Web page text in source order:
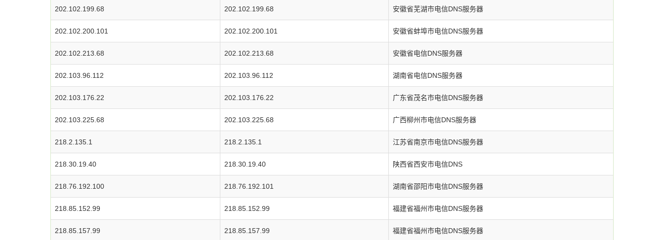
202.102.199.68 202.102.199.68 安徽省芜湖市电信DNS服务器
202.102.200.101 202.102.200.101 安徽省蚌埠市电信DNS服务器
202.102.213.68 202.102.213.68 安徽省电信DNS服务器
202.103.96.112 202.103.96.112 湖南省电信DNS服务器
202.103.176.22 202.103.176.22 广东省茂名市电信DNS服务器
202.103.225.68 202.103.225.68 广西柳州市电信DNS服务器
218.2.135.1 218.2.135.1 江苏省南京市电信DNS服务器
218.30.19.40 218.30.19.40 陕西省西安市电信DNS
218.76.192.100 218.76.192.101 湖南省邵阳市电信DNS服务器
218.85.152.99 218.85.152.99 福建省福州市电信DNS服务器
218.85.157.99 218.85.157.99 福建省福州市电信DNS服务器